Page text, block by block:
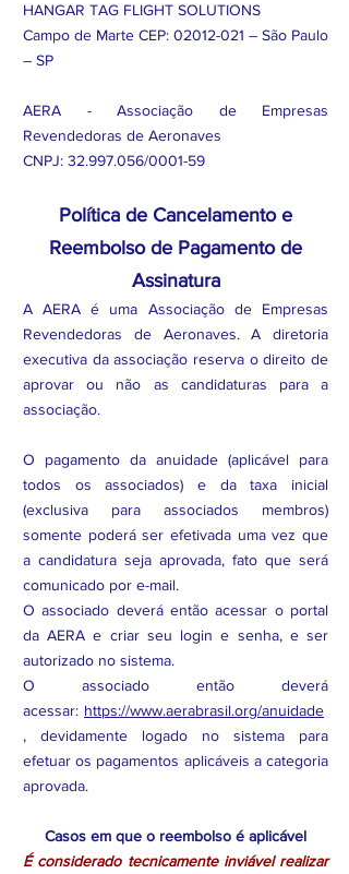
HANGAR TAG FLIGHT SOLUTIONS
Campo de Marte CEP: 02012-021 – São Paulo
– SP
AERA - Associação de Empresas
Revendedoras de Aeronaves
CNPJ: 32.997.056/0001-59
Política de Cancelamento e
Reembolso de Pagamento de
Assinatura
A AERA é uma Associação de Empresas
Revendedoras de Aeronaves. A diretoria
executiva da associação reserva o direito de
aprovar ou não as candidaturas para a
associação.
O pagamento da anuidade (aplicável para
todos os associados) e da taxa inicial
(exclusiva para associados membros)
somente poderá ser efetivada uma vez que
a candidatura seja aprovada, fato que será
comunicado por e-mail.
O associado deverá então acessar o portal
da AERA e criar seu login e senha, e ser
autorizado no sistema.
O associado então deverá
acessar: https://www.aerabrasil.org/anuidade
, devidamente logado no sistema para
efetuar os pagamentos aplicáveis a categoria
aprovada.
Casos em que o reembolso é aplicável
É considerado tecnicamente inviável realizar